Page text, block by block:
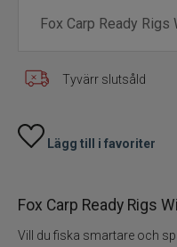
Tyvärr slutsåld
Lägg till i favoriter
Fox Carp Ready Rigs
Vill du fiska smartare och